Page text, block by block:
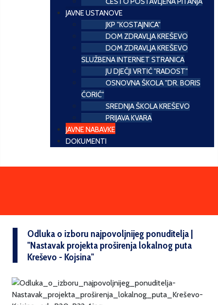
JAVNE USTANOVE
JKP "KOSTAJNICA"
DOM ZDRAVLJA KREŠEVO
DOM ZDRAVLJA KREŠEVO
SLUŽBENA INTERNET STRANICA
JU DJEČJI VRTIĆ "RADOST"
OSNOVNA ŠKOLA "DR. BORIS
ĆORIĆ"
SREDNJA ŠKOLA KREŠEVO
PRIJAVA KVARA
JAVNE NABAVKE
DOKUMENTI
Odluka o izboru najpovoljnijeg ponuditelja |
''Nastavak projekta proširenja lokalnog puta
Kreševo - Kojsina''